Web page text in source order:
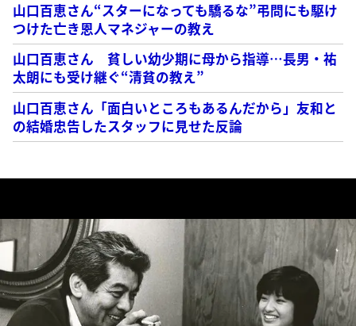
山口百恵さん“スターになっても驕るな”弔問にも駆け
つけた亡き恩人マネジャーの教え
山口百恵さん 貧しい幼少期に母から指導…長男・祐
太朗にも受け継ぐ“清貧の教え”
山口百恵さん「面白いところもあるんだから」友和と
の結婚忠告したスタッフに見せた反論